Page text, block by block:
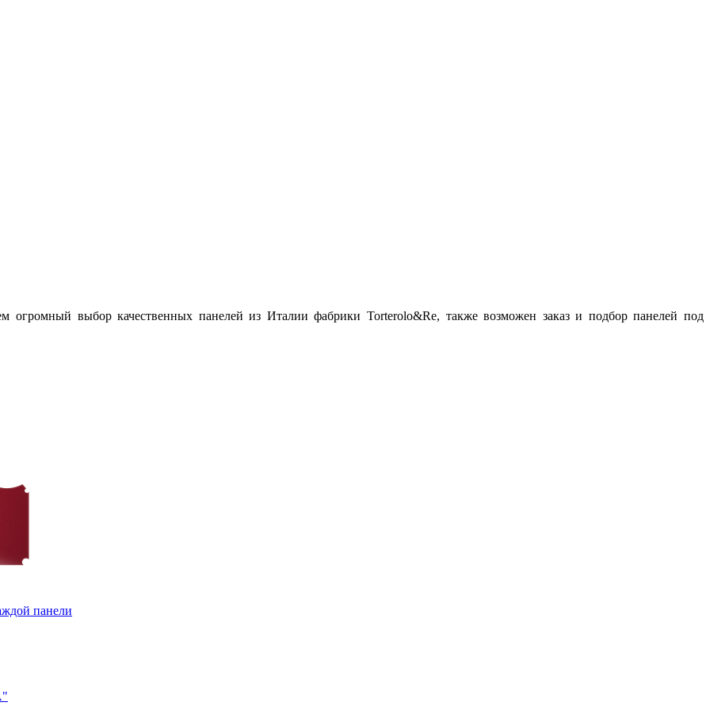
огромный выбор качественных панелей из Италии фабрики Torterolo&Re, также возможен заказ и подбор панелей под
панели